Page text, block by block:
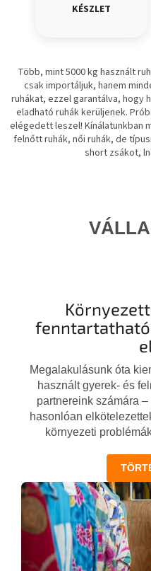
KÉSZLET
Több, mint 5000 kg használt
csak importáljuk, hanem
ruhákat, ezzel garantálva, hogy
eladható ruhák kerüljenek.
elégedett leszel! Kínálatunkban
felnőtt ruhák, női ruhák, de
short zsákot,
Megalakulásunk óta
használt gyerek- és
partnereink számára
hasonlóan
környezeti